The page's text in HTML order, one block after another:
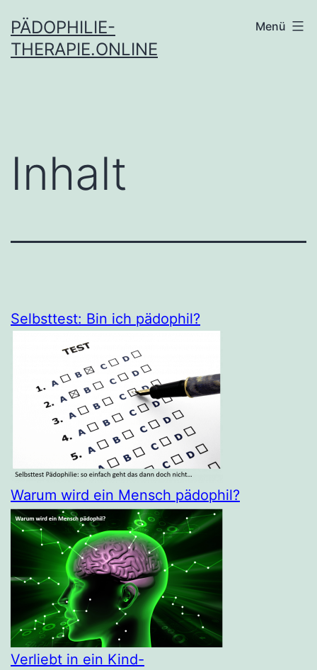
springen
Inhalt
springen
PÄDOPHILIE-
THERAPIE.ONLINE
Menü
Inhalt
Selbsttest: Bin ich pädophil?
Warum wird ein Mensch pädophil?
Verliebt in ein Kind-